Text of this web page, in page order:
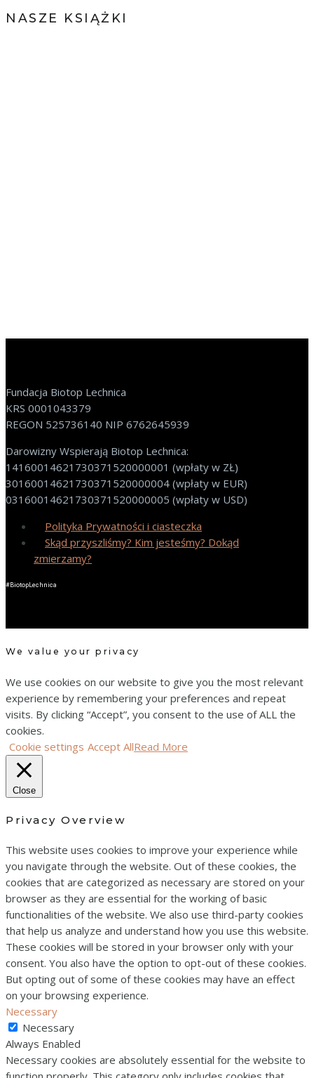
NASZE KSIĄŻKI
Fundacja Biotop Lechnica
KRS 0001043379
REGON 525736140 NIP 6762645939
Darowizny Wspierają Biotop Lechnica:
14160014621730371520000001 (wpłaty w ZŁ)
30160014621730371520000004 (wpłaty w EUR)
03160014621730371520000005 (wpłaty w USD)
Polityka Prywatności i ciasteczka
Skąd przyszliśmy? Kim jesteśmy? Dokąd
zmierzamy?
#BiotopLechnica
We value your privacy
We use cookies on our website to give you the most relevant
experience by remembering your preferences and repeat
visits. By clicking “Accept”, you consent to the use of ALL the
cookies.
Cookie settings Accept AllRead More
Close
Privacy Overview
This website uses cookies to improve your experience while
you navigate through the website. Out of these cookies, the
cookies that are categorized as necessary are stored on your
browser as they are essential for the working of basic
functionalities of the website. We also use third-party cookies
that help us analyze and understand how you use this website.
These cookies will be stored in your browser only with your
consent. You also have the option to opt-out of these cookies.
But opting out of some of these cookies may have an effect
on your browsing experience.
Necessary
Necessary
Always Enabled
Necessary cookies are absolutely essential for the website to